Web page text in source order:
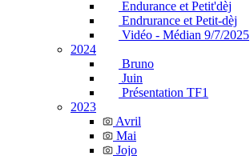
Endurance et Petit'dèj
Endrurance et Petit-dèj
Vidéo - Médian 9/7/2025
2024
Bruno
Juin
Présentation TF1
2023
Avril
Mai
Jojo